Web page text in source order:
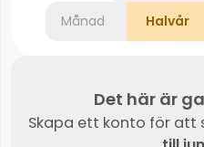
Månad Halvår
Det här är
Skapa ett konto för att